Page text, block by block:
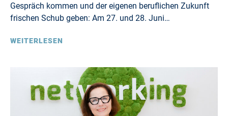
Gespräch kommen und der eigenen beruflichen Zukunft
frischen Schub geben: Am 27. und 28. Juni…
WEITERLESEN